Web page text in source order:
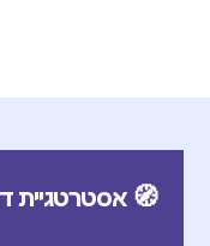
🧭 אסטרטגיית